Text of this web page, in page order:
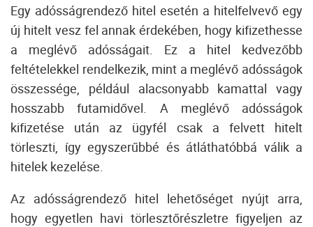
Egy adósságrendező hitel esetén a hitelfelvevő egy
új hitelt vesz fel annak érdekében, hogy kifizethesse
a meglévő adósságait. Ez a hitel kedvezőbb
feltételekkel rendelkezik, mint a meglévő adósságok
összessége, például alacsonyabb kamattal vagy
hosszabb futamidővel. A meglévő adósságok
kifizetése után az ügyfél csak a felvett hitelt
törleszti, így egyszerűbbé és átláthatóbbá válik a
hitelek kezelése.
Az adósságrendező hitel lehetőséget nyújt arra,
hogy egyetlen havi törlesztőrészletre figyeljen az